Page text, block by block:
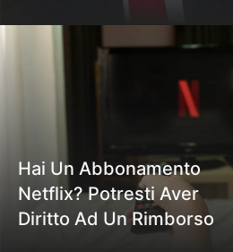
Hai Un Abbonamento
Netflix? Potresti Aver
Diritto Ad Un Rimborso